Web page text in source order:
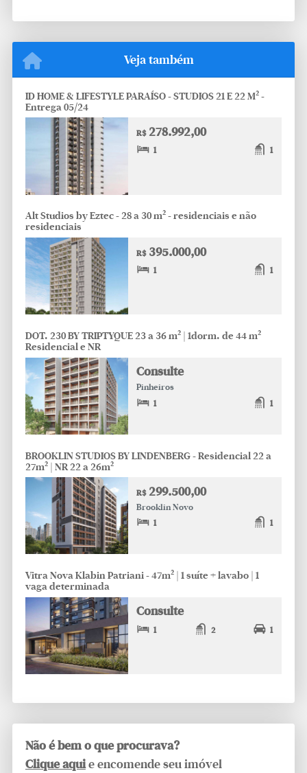
Veja também
ID HOME & LIFESTYLE PARAÍSO - STUDIOS 21 E 22 M² -
Entrega 05/24
R$278.992,00
1 1
Alt Studios by Eztec - 28 a 30 m² - residenciais e não
residenciais
R$395.000,00
1 1
DOT. 230 BY TRIPTYQUE 23 a 36 m² | 1dorm. de 44 m²
Residencial e NR
Consulte
Pinheiros
1 1
BROOKLIN STUDIOS BY LINDENBERG - Residencial 22 a
27m² | NR 22 a 26m²
R$299.500,00
Brooklin Novo
1 1
Vitra Nova Klabin Patriani - 47m² | 1 suíte + lavabo | 1
vaga determinada
Consulte
1 2 1
Não é bem o que procurava?
Clique aquie encomende seu imóvel